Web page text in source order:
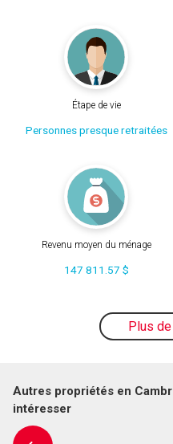
Étape de vie
Personnes presque retraitées
Revenu moyen du ménage
147 811.57 $
Plus
Autres propriétés en
intéresser